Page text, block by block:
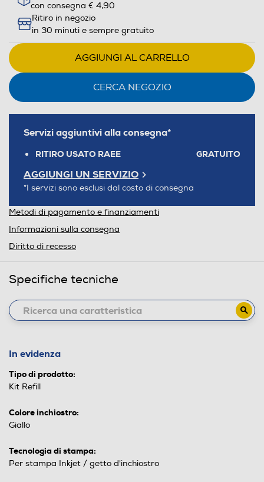
con consegna € 4,90
Ritiro in negozio
in 30 minuti e sempre gratuito
AGGIUNGI AL CARRELLO
CERCA NEGOZIO
Servizi aggiuntivi alla consegna*
RITIRO USATO RAEE GRATUITO
AGGIUNGI UN SERVIZIO
*I servizi sono esclusi dal costo di consegna
Metodi di pagamento e finanziamenti
Informazioni sulla consegna
Diritto di recesso
Specifiche tecniche
In evidenza
Tipo di prodotto:
Kit Refill
Colore inchiostro:
Giallo
Tecnologia di stampa:
Per stampa Inkjet / getto d'inchiostro